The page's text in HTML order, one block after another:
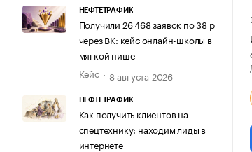
НЕФТЕТРАФИК
Получили 26 468 заявок по 38 р
через ВК: кейс онлайн-школы в
мягкой нише
Кейс
8 августа 2026
НЕФТЕТРАФИК
Как получить клиентов на
спецтехнику: находим лиды в
интернете